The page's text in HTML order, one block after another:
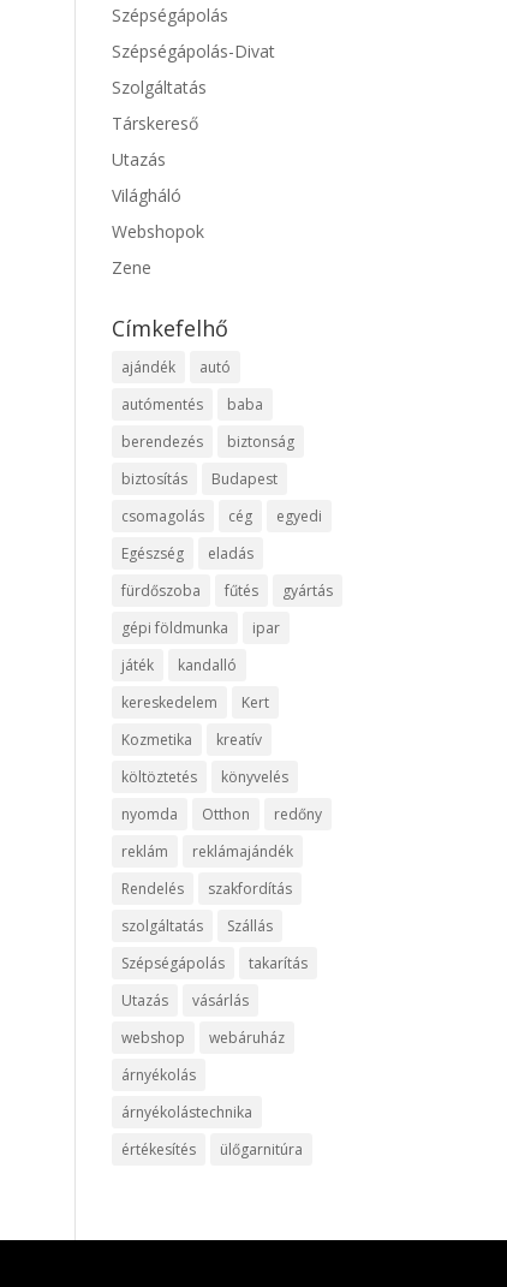
Szépségápolás
Szépségápolás-Divat
Szolgáltatás
Társkereső
Utazás
Világháló
Webshopok
Zene
Címkefelhő
ajándék
autó
autómentés
baba
berendezés
biztonság
biztosítás
Budapest
csomagolás
cég
egyedi
Egészség
eladás
fürdőszoba
fűtés
gyártás
gépi földmunka
ipar
játék
kandalló
kereskedelem
Kert
Kozmetika
kreatív
költöztetés
könyvelés
nyomda
Otthon
redőny
reklám
reklámajándék
Rendelés
szakfordítás
szolgáltatás
Szállás
Szépségápolás
takarítás
Utazás
vásárlás
webshop
webáruház
árnyékolás
árnyékolástechnika
értékesítés
ülőgarnitúra